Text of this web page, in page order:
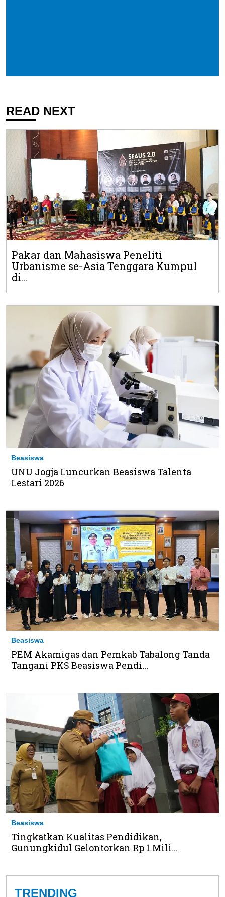
READ NEXT
Pakar dan Mahasiswa Peneliti
Urbanisme se-Asia Tenggara Kumpul
di...
Beasiswa
UNU Jogja Luncurkan Beasiswa Talenta
Lestari 2026
Beasiswa
PEM Akamigas dan Pemkab Tabalong Tanda
Tangani PKS Beasiswa Pendi...
Beasiswa
Tingkatkan Kualitas Pendidikan,
Gunungkidul Gelontorkan Rp 1 Mili...
TRENDING